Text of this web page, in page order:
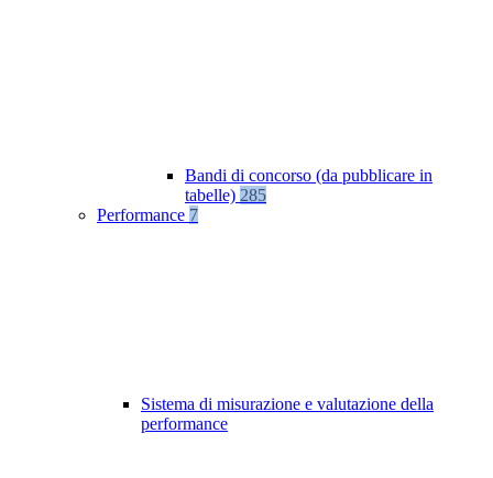
Bandi di concorso (da pubblicare in
tabelle) 285
Performance 7
Sistema di misurazione e valutazione della
performance